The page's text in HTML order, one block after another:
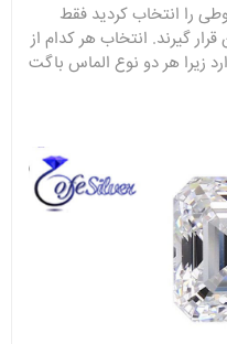
را انتخاب کردید فقط
گیرند. انتخاب هر کدام از
زیرا هر دو نوع الماس باگت